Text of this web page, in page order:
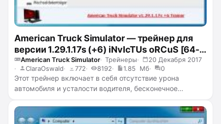
American Truck Simulator — трейнер для
версии 1.29.1.17s (+6) iNvIcTUs oRCuS [64-
bit]American Truck Simulator Трейнеры
20 Декабря 2017
ClaraOswald
772 8192 1.85 Мб 0
Этот трейнер включает в себя отсутствие урона
автомобиля и усталости водителя, бесконечное